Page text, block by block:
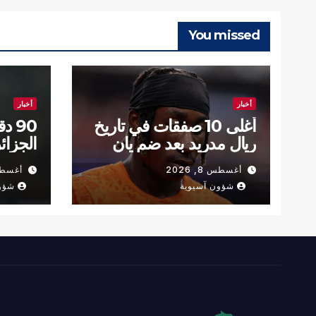
You missed
أخبار
أغلى 10 صفقات في تاريخ
ريال مدريد بعد ضم يان
ديوماندي
أغسطس 8, 2026
شؤون آسيوية
أخبار
أغسطس